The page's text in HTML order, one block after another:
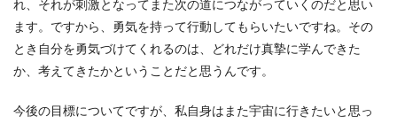
れ、それが刺激となってまた次の道につながっていくのだと思い
ます。ですから、勇気を持って行動してもらいたいですね。その
とき自分を勇気づけてくれるのは、どれだけ真摯に学んできた
か、考えてきたかということだと思うんです。
今後の目標についてですが、私自身はまた宇宙に行きたいと思っ